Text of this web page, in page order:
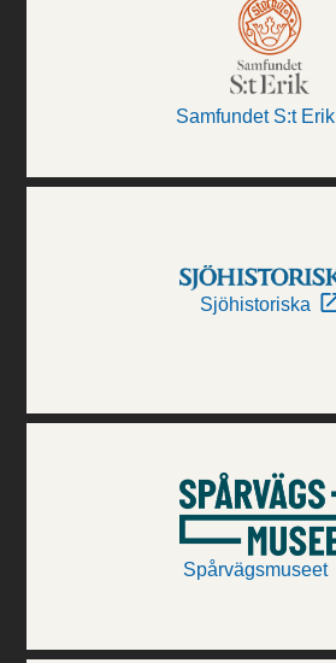
Samfundet S:t Erik
Sjöhistoriska
Spårvägsmuseet